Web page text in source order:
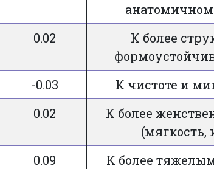
0.02
К более
-0.03
К чистоте и
0.02
К более
(мягкость,
0.09
К более